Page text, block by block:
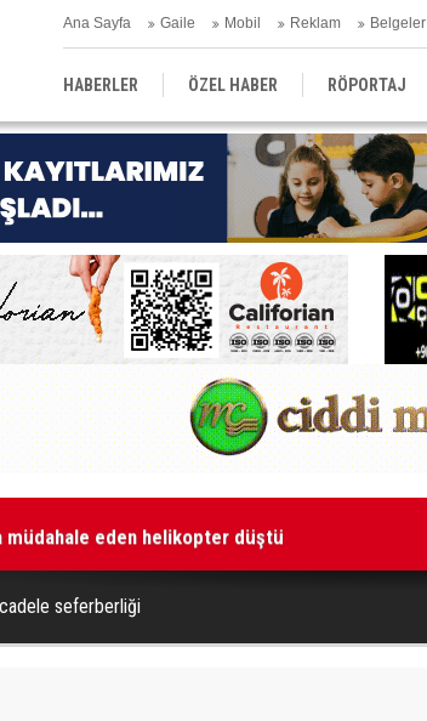
Ana Sayfa Gaile Mobil Reklam Belgeler
HABERLER ÖZEL HABER RÖPORTAJ
EĞİTİM YEREL YÖNETİM DERGİLER
müdahale eden helikopter düştü
seferberliği